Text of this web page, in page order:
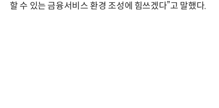
할 수 있는 금융서비스 환경 조성에 힘쓰겠다”고 말했다.